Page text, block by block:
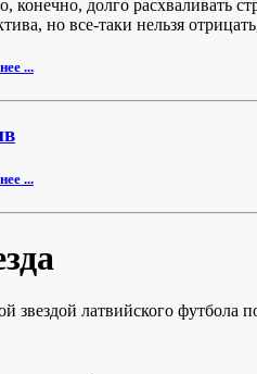
конечно, долго расхваливать
но все-таки нельзя
...
...
звездой латвийского футбола